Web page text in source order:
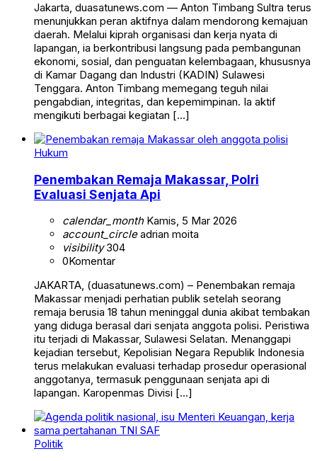
Jakarta, duasatunews.com — Anton Timbang Sultra terus
menunjukkan peran aktifnya dalam mendorong kemajuan
daerah. Melalui kiprah organisasi dan kerja nyata di
lapangan, ia berkontribusi langsung pada pembangunan
ekonomi, sosial, dan penguatan kelembagaan, khususnya
di Kamar Dagang dan Industri (KADIN) Sulawesi
Tenggara. Anton Timbang memegang teguh nilai
pengabdian, integritas, dan kepemimpinan. Ia aktif
mengikuti berbagai kegiatan […]
Hukum
Penembakan Remaja Makassar, Polri
Evaluasi Senjata Api
calendar_monthKamis, 5 Mar 2026
account_circleadrian moita
visibility304
0Komentar
JAKARTA, (duasatunews.com) – Penembakan remaja
Makassar menjadi perhatian publik setelah seorang
remaja berusia 18 tahun meninggal dunia akibat tembakan
yang diduga berasal dari senjata anggota polisi. Peristiwa
itu terjadi di Makassar, Sulawesi Selatan. Menanggapi
kejadian tersebut, Kepolisian Negara Republik Indonesia
terus melakukan evaluasi terhadap prosedur operasional
anggotanya, termasuk penggunaan senjata api di
lapangan. Karopenmas Divisi […]
Politik